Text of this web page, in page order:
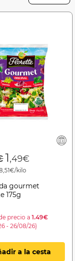
reduced
to
1,49€
kilo
gourmet
175g
precio a 1.49€
- 26/08/26)
a la cesta